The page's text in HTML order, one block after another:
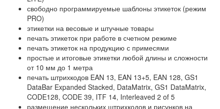
свободно программируемые шаблоны этикеток (режим
PRO)
этикетки на весовые и штучные товары
печать этикеток при работе в счетном режиме
печать этикеток на продукцию с примесями
простые и итоговые этикетки любой длины и сложности
от 10 мм до 1 метра
печать штрихкодов EAN 13, EAN 13+5, EAN 128, GS1
DataBar Expanded Stacked, DataMatrix, GS1 DataMatrix,
CODE128, CODE 39, ITF 14, Interleaved 2 of 5
размещение нескольких штрихкодов и рисунков на